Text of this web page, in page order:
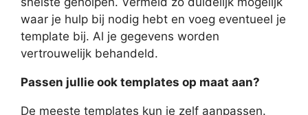
waar je hulp bij nodig hebt en voeg eventueel je
template bij. Al je gegevens worden
vertrouwelijk behandeld.
Passen jullie ook templates op maat aan?
De meeste templates kun je zelf aanpassen.